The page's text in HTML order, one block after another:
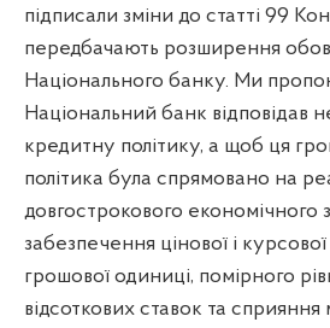
підписали зміни до статті 99
передбачають розширення
Національного банку. Ми
Національний банк відповідав
кредитну політику, а щоб ця
політика була спрямовано на
довгострокового економічного
забезпечення цінової і курсової
грошової одиниці, помірного
відсоткових ставок та сприяння